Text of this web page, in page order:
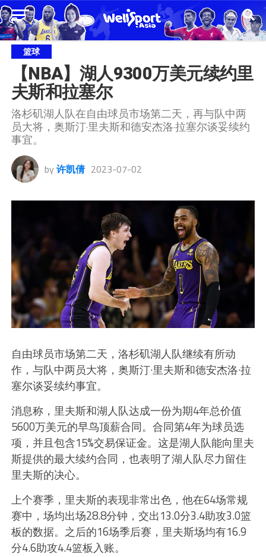
篮球
【NBA】湖人9300万美元续约里
夫斯和拉塞尔
洛杉矶湖人队在自由球员市场第二天，再与队中两
员大将，奥斯汀·里夫斯和德安杰洛·拉塞尔谈妥续约
事宜。
by 许凯倩 2023-07-02
自由球员市场第二天，洛杉矶湖人队继续有所动
作，与队中两员大将，奥斯汀·里夫斯和德安杰洛·拉
塞尔谈妥续约事宜。
消息称，里夫斯和湖人队达成一份为期4年总价值
5600万美元的早鸟顶薪合同。合同第4年为球员选
项，并且包含15%交易保证金。这是湖人队能向里夫
斯提供的最大续约合同，也表明了湖人队尽力留住
里夫斯的决心。
上个赛季，里夫斯的表现非常出色，他在64场常规
赛中，场均出场28.8分钟，交出13.0分3.4助攻3.0篮
板的数据。之后的16场季后赛，里夫斯场均有16.9
分4.6助攻4.4篮板入账。